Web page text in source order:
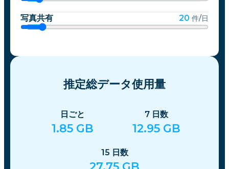
写真共有 20 件/日
推定総データ使用量
日ごと
1.85 GB
7 日数
12.95 GB
15 日数